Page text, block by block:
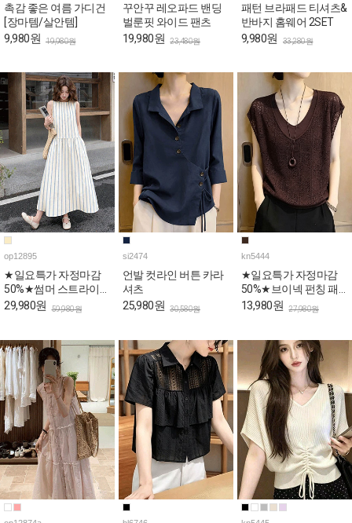
촉감 좋은 여름 가디건
[장마템/살안템]
9,980원 19,980원
꾸안꾸 레오파드 밴딩
벌룬핏 와이드 팬츠
19,980원 23,480원
패턴 브라패드 티셔츠&
반바지 홈웨어 2SET
9,980원 33,280원
op12895
★일요특가 자정마감
50%★썸머 스트라이프
민소매 원피스
29,980원 59,980원
si2474
언발 컷라인 버튼 카라
셔츠
25,980원 30,580원
kn5444
★일요특가 자정마감
50%★브이넥 펀칭 패
턴 캡소매 니트탑
13,980원 27,980원